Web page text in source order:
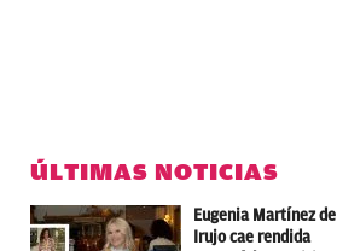
ÚLTIMAS NOTICIAS
Eugenia Martínez de
Irujo cae rendida